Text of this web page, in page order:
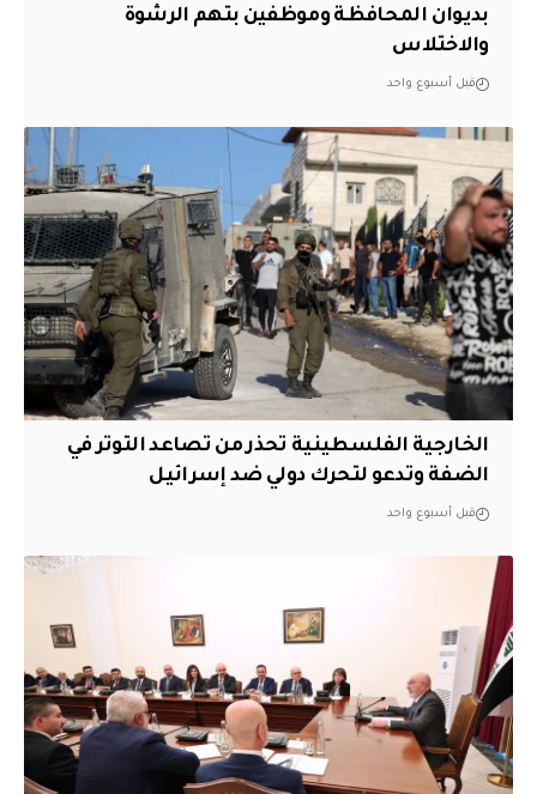
بديوان المحافظة وموظفين بتهم الرشوة
والاختلاس
قبل أسبوع واحد
الخارجية الفلسطينية تحذر من تصاعد التوتر في
الضفة وتدعو لتحرك دولي ضد إسرائيل
قبل أسبوع واحد